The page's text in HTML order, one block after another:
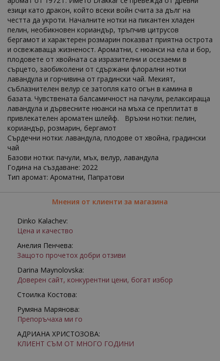
езици като дракон, който всеки войн счита за дълг на
честта да укроти. Началните нотки на пикантен хладен
пелин, необикновен кориандър, тръпчив цитрусов
бергамот и характерен розмарин показват приятна острота
и освежаваща жизненост. Ароматни, с нюанси на ела и бор,
плодовете от хвойната са изразителни и осезаеми в
сърцето, заобиколени от сдържани флорални нотки
лавандула и горчивина от градински чай. Мекият,
съблазнителен велур се затопля като огън в камина в
базата. Чувствената балсамичност на пачули, релаксираща
лавандула и дървесните нюанси на мъха се преплитат в
привлекателен ароматен шлейф. Връхни нотки: пелин,
кориандър, розмарин, бергамот
Сърдечни нотки: лавандула, плодове от хвойна, градински
чай
Базови нотки: пачули, мъх, велур, лавандула
Година на създаване: 2022
Тип аромат: Ароматни, Папратови
Мнения от клиенти за магазина
Dinko Kalachev:
Цена и качество
Анелия Пенчева:
Защото прочетох добри отзиви
Darina Maynolovska:
Доверен сайт, конкурентни цени, богат избор
Стоилка Костова:
Румяна Марянова:
Препоръчаха ми го
АДРИАНА ХРИСТОЗОВА:
КЛИЕНТ СЪМ ОТ МНОГО ГОДИНИ